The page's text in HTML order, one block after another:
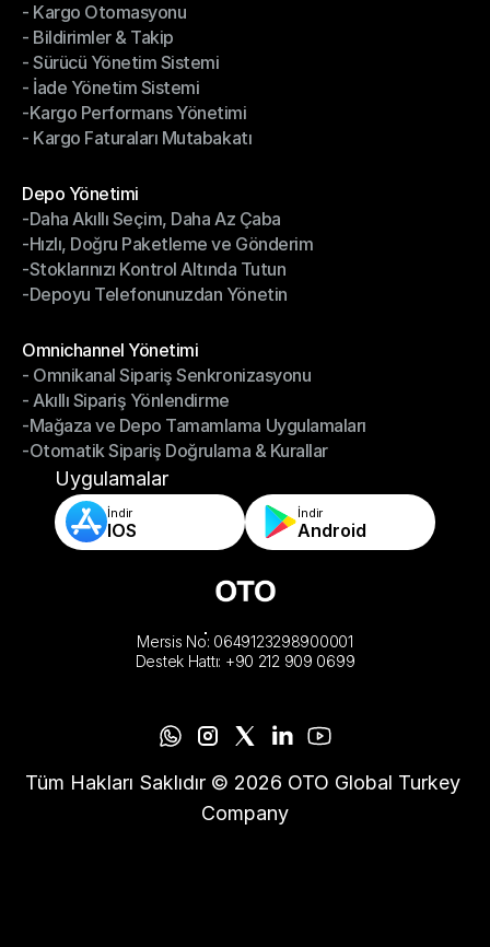
- Çoklu Taşıyıcı Entegrasyonu
- Kargo Otomasyonu
- Kargo Otomasyonu
- Bildirimler & Takip
- Bildirimler & Takip
- Sürücü Yönetim Sistemi
- Sürücü Yönetim Sistemi
- İade Yönetim Sistemi
- İade Yönetim Sistemi
-Kargo Performans Yönetimi
-Kargo Performans Yönetimi
- Kargo Faturaları Mutabakatı
Depo Yönetimi
Depo Yönetimi
-Daha Akıllı Seçim, Daha Az Çaba
-Daha Akıllı Seçim, Daha Az Çaba
-Hızlı, Doğru Paketleme ve Gönderim
-Hızlı, Doğru Paketleme ve Gönderim
-Stoklarınızı Kontrol Altında Tutun
-Stoklarınızı Kontrol Altında Tutun
-Depoyu Telefonunuzdan Yönetin
Omnichannel Yönetimi
Omnichannel Yönetimi
- Omnikanal Sipariş Senkronizasyonu
- Omnikanal Sipariş Senkronizasyonu
- Akıllı Sipariş Yönlendirme
- Akıllı Sipariş Yönlendirme
-Mağaza ve Depo Tamamlama Uygulamaları
-Mağaza ve Depo Tamamlama Uygulamaları
-Otomatik Sipariş Doğrulama & Kurallar
-Otomatik Sipariş Doğrulama & Kurallar
Uygulamalar
İndir
IOS
İndir
Android
Mersis No: 0649123298900001
Destek Hattı: +90 212 909 0699
Tüm Hakları Saklıdır © 2026 OTO Global Turkey
Company